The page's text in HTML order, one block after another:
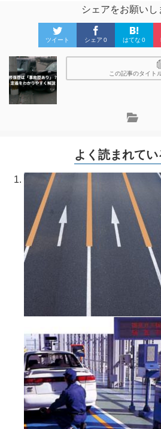
シェアをお願いし
ツイート シェア 0 はてな 0
この記事のタイト
よく読まれて